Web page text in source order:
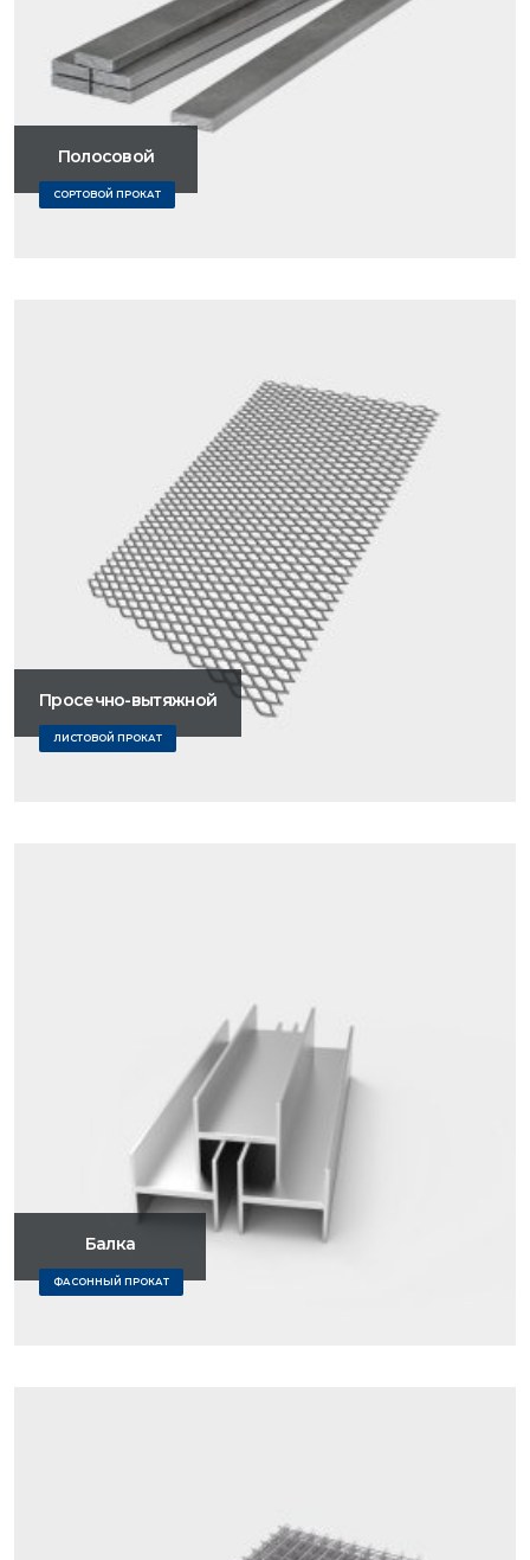
Полосовой
СОРТОВОЙ ПРОКАТ
Просечно-вытяжной
ЛИСТОВОЙ ПРОКАТ
Балка
ФАСОННЫЙ ПРОКАТ